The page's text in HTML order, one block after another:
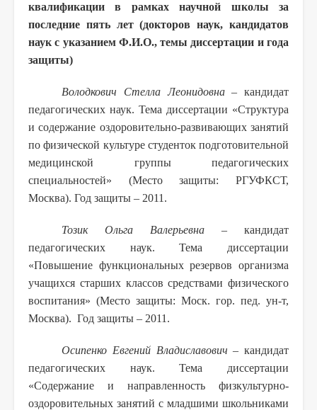
квалификации в рамках научной школы за
последние пять лет (докторов наук, кандидатов
наук с указанием Ф.И.О., темы диссертации и года
защиты)
Володкович Стелла Леонидовна– кандидат
педагогических наук. Тема диссертации «Структура
и содержание оздоровительно-развивающих занятий
по физической культуре студенток подготовительной
медицинской группы педагогических
специальностей» (Место защиты: РГУФКСТ,
Москва). Год защиты – 2011.
Тозик Ольга Валерьевна – кандидат
педагогических наук. Тема диссертации
«Повышение функциональных резервов организма
учащихся старших классов средствами физического
воспитания» (Место защиты: Моск. гор. пед. ун-т,
Москва). Год защиты – 2011.
Осипенко Евгений Владиславович – кандидат
педагогических наук. Тема диссертации
«Содержание и направленность физкультурно-
оздоровительных занятий с младшими школьниками